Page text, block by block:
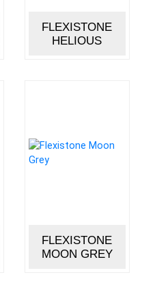
FLEXISTONE
HELIOUS
FLEXISTONE
MOON GREY